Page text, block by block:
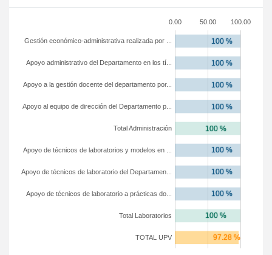
0.00 50.00 100.00
TOTAL UPV
Total Laboratorios
Apoyo de técnicos de laboratorio a prácticas do...
Apoyo de técnicos de laboratorio del Departamen...
Apoyo de técnicos de laboratorios y modelos en ...
Total Administración
Apoyo al equipo de dirección del Departamento p...
Apoyo a la gestión docente del departamento por...
Apoyo administrativo del Departamento en los tí...
Gestión económico-administrativa realizada por ...